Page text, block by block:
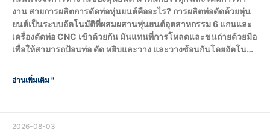
งาน สายการผลิตการดัดท่อหุ่นยนต์คืออะไร? การผลิตท่อดัดด้วยหุ่น
ยนต์เป็นระบบอัตโนมัติที่ผสมผสานหุ่นยนต์อุตสาหกรรม 6 แกนและ
เครื่องดัดท่อ CNC เข้าด้วยกัน มันแทนที่การโหลดและขนถ่ายด้วยมือ
เพื่อให้สามารถป้อนท่อ ดัด หยิบและวาง และวางซ้อนกันโดยอัตโนมัติ
จะกําหนดขนาดและน้ําหนักสูงสุดของเครื่องจักรผ่านน้ําหนักบรรทุก
อ่านเพิ่มเติม "
2026-08-03